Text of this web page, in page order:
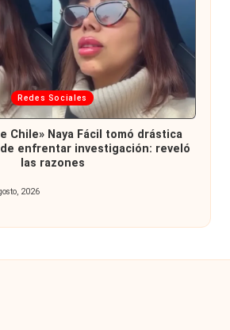
Redes Sociales
Chile» Naya Fácil tomó drástica
enfrentar investigación: reveló
las razones
2026